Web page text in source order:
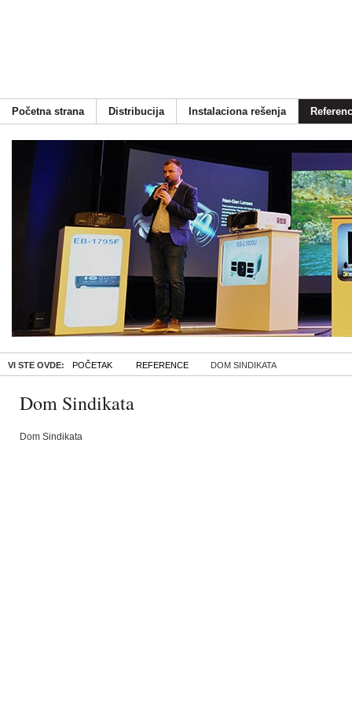
Početna strana Distribucija Instalaciona rešenja
VI STE OVDE: POČETAK REFERENCE DOM SINDIKATA
Dom Sindikata
Dom Sindikata